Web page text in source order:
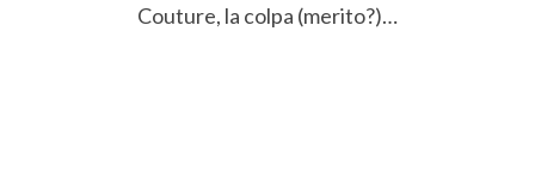
Couture, la colpa (merito?)…